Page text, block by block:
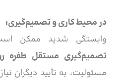
در محیط کاری و تصمیم‌گیری:
وابستگی شدید ممکن
تصمیم‌گیری مستقل طفره
مسئولیت، به تأیید دیگران